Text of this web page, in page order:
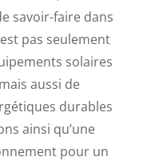
savoir-faire dans
pas seulement
solaires
aussi de
durables
ainsi qu’une
pour un